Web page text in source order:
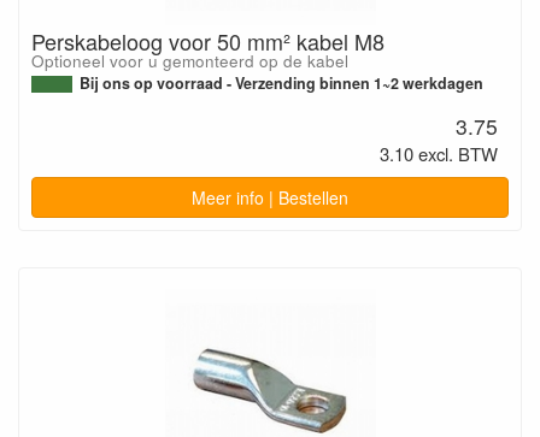
Perskabeloog voor 50 mm² kabel M8
Optioneel voor u gemonteerd op de kabel
Bij ons op voorraad - Verzending binnen 1~2 werkdagen
3.75
3.10 excl. BTW
Meer info | Bestellen